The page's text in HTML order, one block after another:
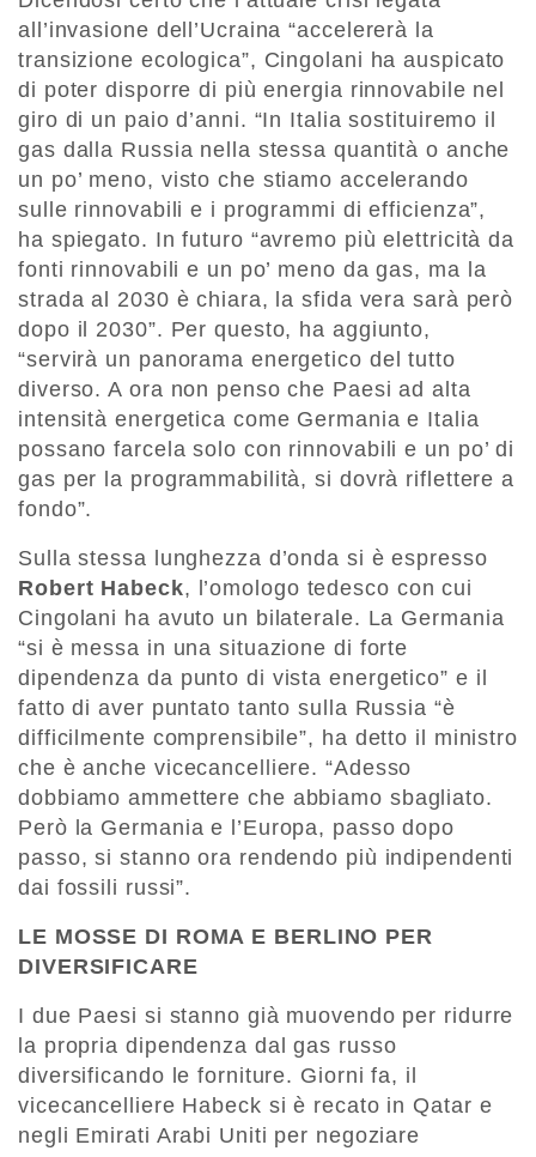
all’invasione dell’Ucraina “accelererà la
transizione ecologica”, Cingolani ha auspicato
di poter disporre di più energia rinnovabile nel
giro di un paio d’anni. “In Italia sostituiremo il
gas dalla Russia nella stessa quantità o anche
un po’ meno, visto che stiamo accelerando
sulle rinnovabili e i programmi di efficienza”,
ha spiegato. In futuro “avremo più elettricità da
fonti rinnovabili e un po’ meno da gas, ma la
strada al 2030 è chiara, la sfida vera sarà però
dopo il 2030”. Per questo, ha aggiunto,
“servirà un panorama energetico del tutto
diverso. A ora non penso che Paesi ad alta
intensità energetica come Germania e Italia
possano farcela solo con rinnovabili e un po’ di
gas per la programmabilità, si dovrà riflettere a
fondo”.
Sulla stessa lunghezza d’onda si è espresso
Robert Habeck, l’omologo tedesco con cui
Cingolani ha avuto un bilaterale. La Germania
“si è messa in una situazione di forte
dipendenza da punto di vista energetico” e il
fatto di aver puntato tanto sulla Russia “è
difficilmente comprensibile”, ha detto il ministro
che è anche vicecancelliere. “Adesso
dobbiamo ammettere che abbiamo sbagliato.
Però la Germania e l’Europa, passo dopo
passo, si stanno ora rendendo più indipendenti
dai fossili russi”.
LE MOSSE DI ROMA E BERLINO PER
DIVERSIFICARE
I due Paesi si stanno già muovendo per ridurre
la propria dipendenza dal gas russo
diversificando le forniture. Giorni fa, il
vicecancelliere Habeck si è recato in Qatar e
negli Emirati Arabi Uniti per negoziare